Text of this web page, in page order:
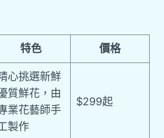
特色 價格
心挑選新鮮
質鮮花，由
業花藝師手
製作
$299起